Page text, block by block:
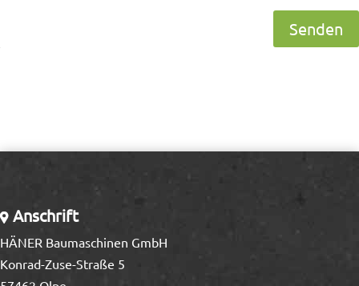
Senden
Anschrift
HÄNER Baumaschinen GmbH
Konrad-Zuse-Straße 5